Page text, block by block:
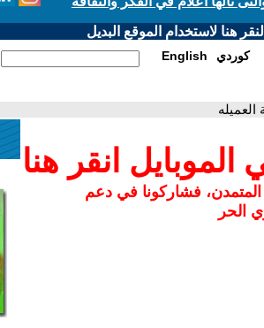
هنا لاستخدام الموقع البديل
English كوردي
انقر هنا
المتمدن، فشاركونا في دعم
الحر